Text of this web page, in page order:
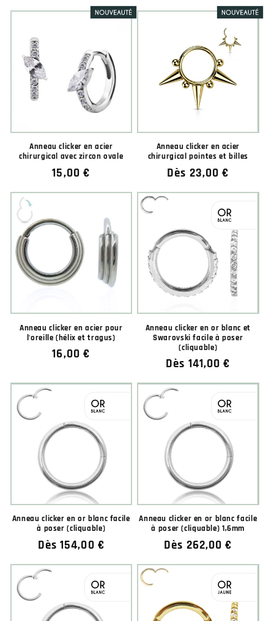
★★★★★
★★★★★
★★★★★
★★★★★
habituel
Anneau clicker en acier
chirurgical avec zircon ovale
Prix
habituel
15,00 €
Anneau clicker en acier
chirurgical pointes et billes
Prix
habituel
Dès 23,00 €
Anneau clicker en acier pour
l'oreille (hélix et tragus)
Prix
16,00 €
Anneau clicker en or blanc et
Swarovski facile à poser
(cliquable)
Prix
habituel
Dès 141,00 €
Anneau clicker en or blanc facile
à poser (cliquable)
Prix
habituel
Dès 154,00 €
Anneau clicker en or blanc facile
à poser (cliquable) 1,6mm
Prix
habituel
Dès 262,00 €